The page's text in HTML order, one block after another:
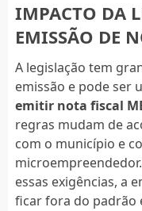
IMPACTO DA
EMISSÃO DE
A legislação tem
emissão e pode ser
emitir nota fiscal
regras mudam de
com o município e
essas exigências, a
ficar fora do padrão